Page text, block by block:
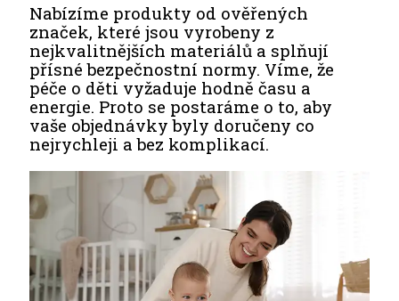
Nabízíme produkty od ověřených
značek, které jsou vyrobeny z
nejkvalitnějších materiálů a splňují
přísné bezpečnostní normy. Víme, že
péče o děti vyžaduje hodně času a
energie. Proto se postaráme o to, aby
vaše objednávky byly doručeny co
nejrychleji a bez komplikací.